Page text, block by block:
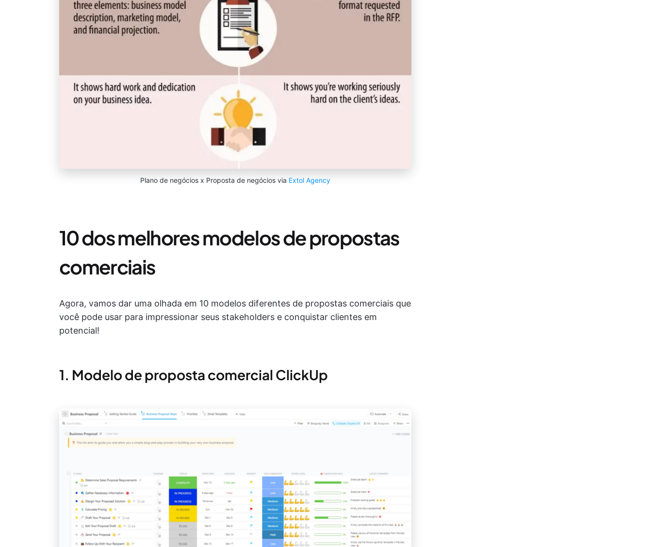
Plano de negócios x Proposta de negócios via Extol Agency
10 dos melhores modelos de propostas
comerciais
Agora, vamos dar uma olhada em 10 modelos diferentes de propostas comerciais que
você pode usar para impressionar seus stakeholders e conquistar clientes em
potencial!
1. Modelo de proposta comercial ClickUp